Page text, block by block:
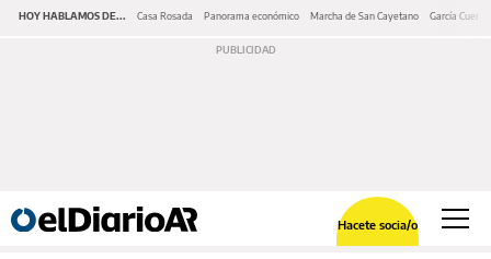
HOY HABLAMOS DE... Casa Rosada Panorama económico Marcha de San Cayetano García Cuerva
Hacete socia/o